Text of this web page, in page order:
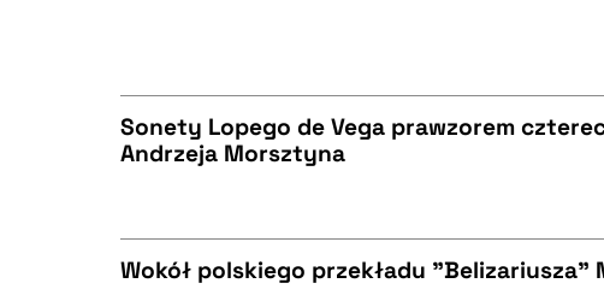
Sonety Lopego de Vega prawzorem
Andrzeja Morsztyna
Wokół polskiego przekładu "Belizariusza"